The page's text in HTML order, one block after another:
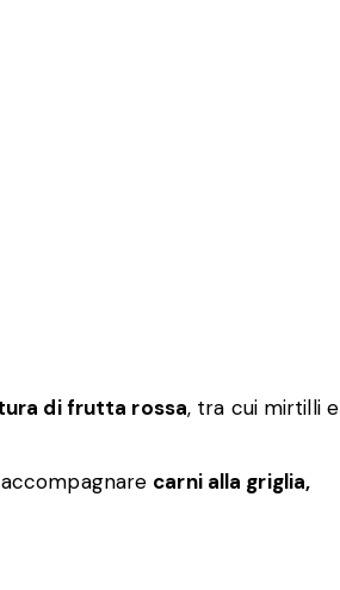
di frutta rossa, tra cui mirtilli e
carni alla griglia,